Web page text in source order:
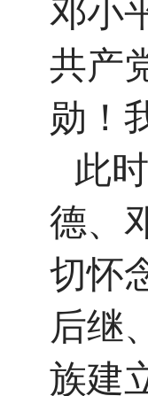
共产
勋！
此
德、
切怀
后继
族建